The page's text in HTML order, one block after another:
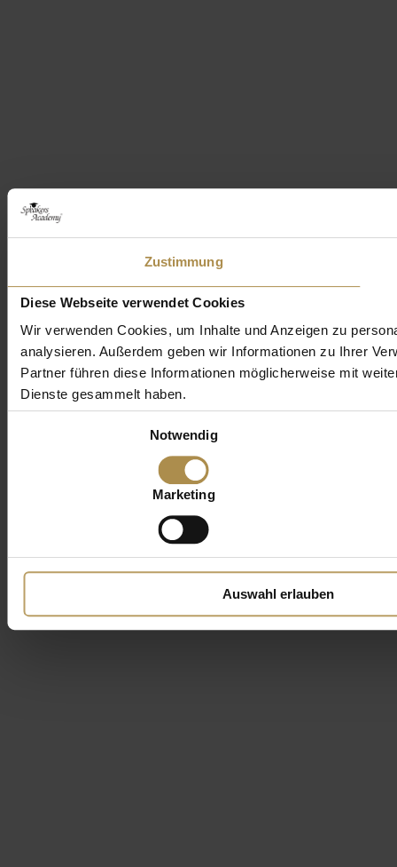
Zustimmung
Diese Webseite verwendet Cookies
Wir verwenden Cookies, um Inhalte und Anzeigen zu
analysieren. Außerdem geben wir Informationen zu Ihrer
Partner führen diese Informationen möglicherweise mit
Dienste gesammelt haben.
Notwendig
Marketing
Auswahl erlauben